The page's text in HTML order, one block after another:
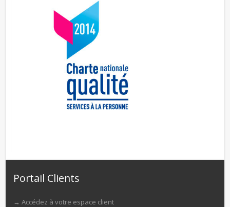
Portail Clients
→ Accédez à votre espace client